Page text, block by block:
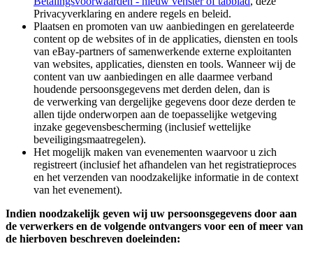
Privacyverklaring en andere regels en beleid.
Plaatsen en promoten van uw aanbiedingen en gerelateerde
content op de websites of in de applicaties, diensten en tools
van eBay-partners of samenwerkende externe exploitanten
van websites, applicaties, diensten en tools. Wanneer wij de
content van uw aanbiedingen en alle daarmee verband
houdende persoonsgegevens met derden delen, dan is
de verwerking van dergelijke gegevens door deze derden te
allen tijde onderworpen aan de toepasselijke wetgeving
inzake gegevensbescherming (inclusief wettelijke
beveiligingsmaatregelen).
Het mogelijk maken van evenementen waarvoor u zich
registreert (inclusief het afhandelen van het registratieproces
en het verzenden van noodzakelijke informatie in de context
van het evenement).
Indien noodzakelijk geven wij uw persoonsgegevens door aan
de verwerkers en de volgende ontvangers voor een of meer van
de hierboven beschreven doeleinden: